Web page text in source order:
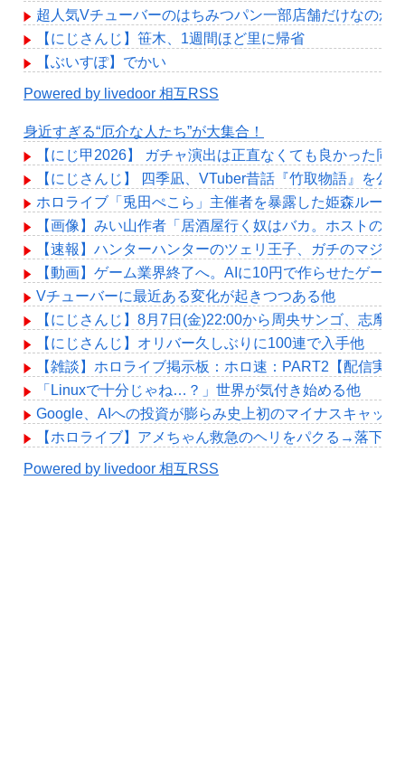
超人気Vチューバーのはちみつパン一部店舗だけなのか
【にじさんじ】笹木、1週間ほど里に帰省
【ぶいすぽ】でかい
Powered by livedoor 相互RSS
身近すぎる“厄介な人たち”が大集合！
【にじ甲2026】 ガチャ演出は正直なくても良かった
【にじさんじ】 四季凪、VTuber昔話『竹取物語』を
ホロライブ「兎田ぺこら」主催者を暴露した姫森ルー
【画像】みい山作者「居酒屋行く奴はバカ。ホストの
【速報】ハンターハンターのツェリ王子、ガチのマジで
【動画】ゲーム業界終了へ。AIに10円で作らせたゲー
Vチューバーに最近ある変化が起きつつある他
【にじさんじ】8月7日(金)22:00から周央サンゴ、志摩
【にじさんじ】オリバー久しぶりに100連で入手他
【雑談】ホロライブ掲示板：ホロ速：PART2【配信実
「Linuxで十分じゃね…？」世界が気付き始める他
Google、AIへの投資が膨らみ史上初のマイナスキャッ
【ホロライブ】アメちゃん救急のヘリをパクる→落下【
Powered by livedoor 相互RSS